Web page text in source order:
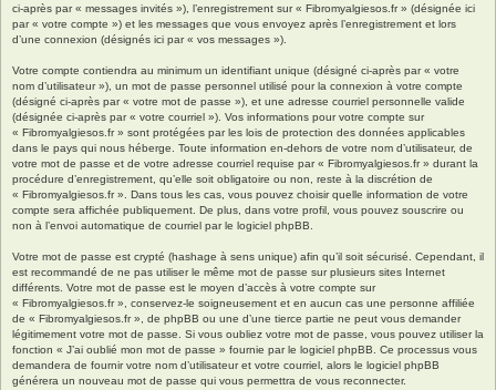
ci-après par « messages invités »), l’enregistrement sur « Fibromyalgiesos.fr » (désignée ici
par « votre compte ») et les messages que vous envoyez après l’enregistrement et lors
d’une connexion (désignés ici par « vos messages »).
Votre compte contiendra au minimum un identifiant unique (désigné ci-après par « votre
nom d’utilisateur »), un mot de passe personnel utilisé pour la connexion à votre compte
(désigné ci-après par « votre mot de passe »), et une adresse courriel personnelle valide
(désignée ci-après par « votre courriel »). Vos informations pour votre compte sur
« Fibromyalgiesos.fr » sont protégées par les lois de protection des données applicables
dans le pays qui nous héberge. Toute information en-dehors de votre nom d’utilisateur, de
votre mot de passe et de votre adresse courriel requise par « Fibromyalgiesos.fr » durant la
procédure d’enregistrement, qu’elle soit obligatoire ou non, reste à la discrétion de
« Fibromyalgiesos.fr ». Dans tous les cas, vous pouvez choisir quelle information de votre
compte sera affichée publiquement. De plus, dans votre profil, vous pouvez souscrire ou
non à l’envoi automatique de courriel par le logiciel phpBB.
Votre mot de passe est crypté (hashage à sens unique) afin qu’il soit sécurisé. Cependant, il
est recommandé de ne pas utiliser le même mot de passe sur plusieurs sites Internet
différents. Votre mot de passe est le moyen d’accès à votre compte sur
« Fibromyalgiesos.fr », conservez-le soigneusement et en aucun cas une personne affiliée
de « Fibromyalgiesos.fr », de phpBB ou une d’une tierce partie ne peut vous demander
légitimement votre mot de passe. Si vous oubliez votre mot de passe, vous pouvez utiliser la
fonction « J’ai oublié mon mot de passe » fournie par le logiciel phpBB. Ce processus vous
demandera de fournir votre nom d’utilisateur et votre courriel, alors le logiciel phpBB
générera un nouveau mot de passe qui vous permettra de vous reconnecter.